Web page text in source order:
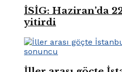
İSİG: Haziran’da
yitirdi